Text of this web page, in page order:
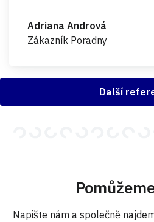
Adriana Andrová
Zákazník Poradny
Další
Napište nám a společně